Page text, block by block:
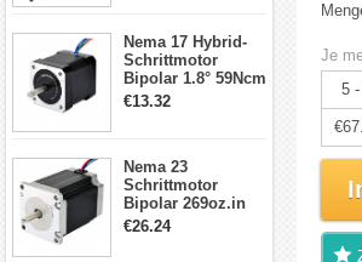
Schrittmotor
Nema 17 Hybrid-
Schrittmotor
Bipolar 1.8° 59Ncm
2A 4 Drähte mit 1m
€13.32
Nema 23
Schrittmotor
Bipolar 269oz.in
2,8A 57x57x76mm
€26.24
Je
5